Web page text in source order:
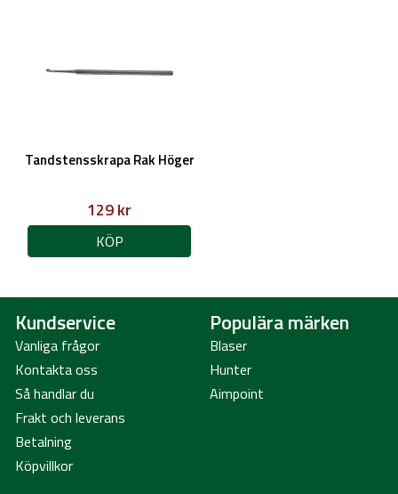
Tandstensskrapa Rak Höger
129 kr
KÖP
Kundservice
Vanliga frågor
Kontakta oss
Så handlar du
Frakt och leverans
Betalning
Köpvillkor
Populära märken
Blaser
Hunter
Aimpoint